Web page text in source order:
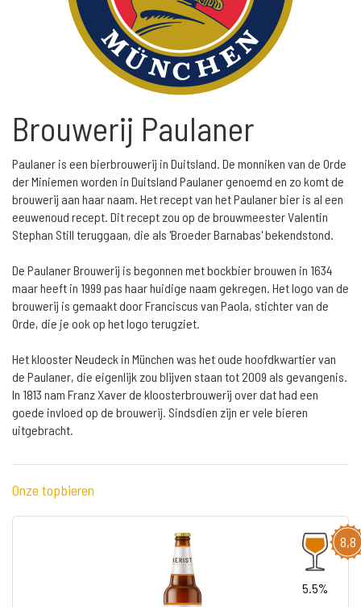
Brouwerij Paulaner
Paulaner is een bierbrouwerij in Duitsland. De monniken van de Orde
der Miniemen worden in Duitsland Paulaner genoemd en zo komt de
brouwerij aan haar naam. Het recept van het Paulaner bier is al een
eeuwenoud recept. Dit recept zou op de brouwmeester Valentin
Stephan Still teruggaan, die als 'Broeder Barnabas' bekendstond.
De Paulaner Brouwerij is begonnen met bockbier brouwen in 1634
maar heeft in 1999 pas haar huidige naam gekregen. Het logo van de
brouwerij is gemaakt door Franciscus van Paola, stichter van de
Orde, die je ook op het logo terugziet.
Het klooster Neudeck in München was het oude hoofdkwartier van
de Paulaner, die eigenlijk zou blijven staan tot 2009 als gevangenis.
In 1813 nam Franz Xaver de kloosterbrouwerij over dat had een
goede invloed op de brouwerij. Sindsdien zijn er vele bieren
uitgebracht.
Onze topbieren
8,8
5.5%